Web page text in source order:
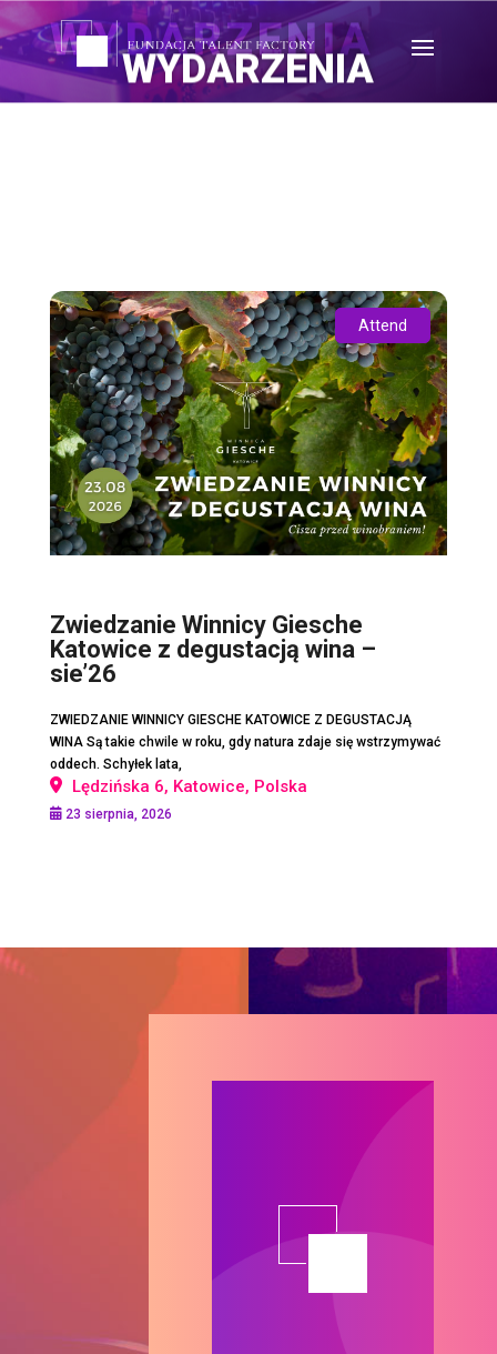
WYDARZENIA
WYDARZENIA
Attend
Zwiedzanie Winnicy Giesche
Katowice z degustacją wina –
sie’26
ZWIEDZANIE WINNICY GIESCHE KATOWICE Z DEGUSTACJĄ
WINA Są takie chwile w roku, gdy natura zdaje się wstrzymywać
oddech. Schyłek lata,
Lędzińska 6, Katowice, Polska
23 sierpnia, 2026